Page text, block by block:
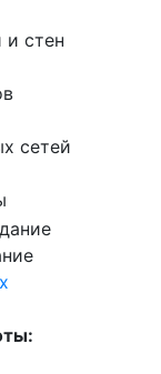
и стен
сетей